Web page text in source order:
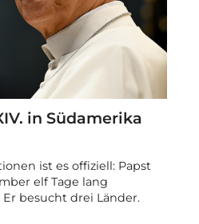
in Südamerika
ist es offiziell: Papst
elf Tage lang
besucht drei Länder.